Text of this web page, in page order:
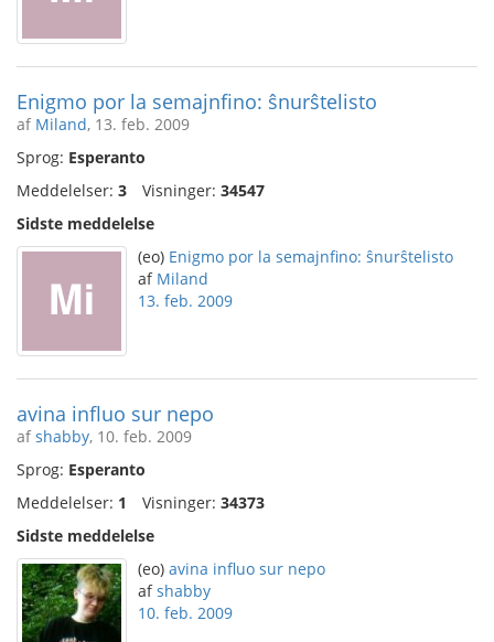
Enigmo por la semajnfino: ŝnurŝtelisto
af Miland, 13. feb. 2009
Sprog: Esperanto
Meddelelser: 3 Visninger: 34547
Sidste meddelelse
(eo) Enigmo por la semajnfino: ŝnurŝtelisto
af Miland
13. feb. 2009
avina influo sur nepo
afshabby, 10. feb. 2009
Sprog: Esperanto
Meddelelser: 1 Visninger: 34373
Sidste meddelelse
(eo) avina influo sur nepo
afshabby
10. feb. 2009